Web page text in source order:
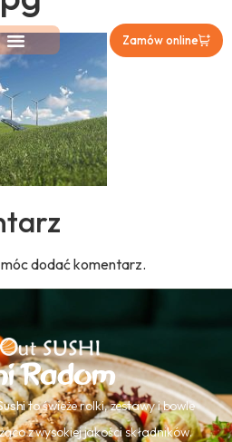
Zamów online
dodać komentarz.
Radom
to świeże rolki, zestawy i bowle
z wysokiej jakości składników.